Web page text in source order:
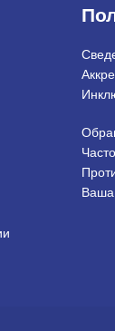
Ваша